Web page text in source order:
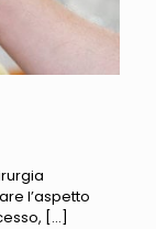
l’aspetto
[…]